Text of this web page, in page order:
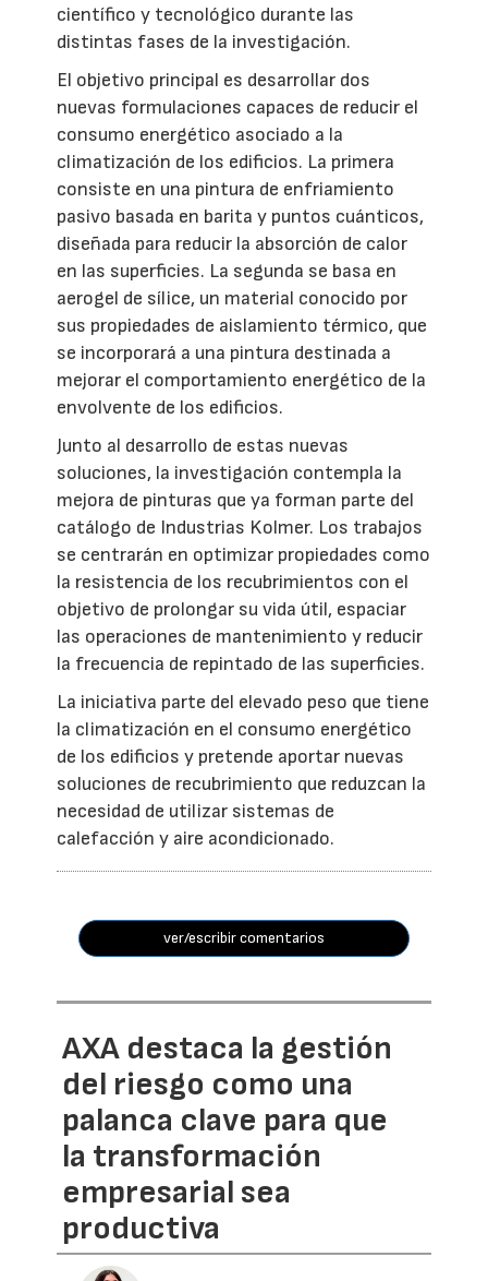
científico y tecnológico durante las
distintas fases de la investigación.
El objetivo principal es desarrollar dos
nuevas formulaciones capaces de reducir el
consumo energético asociado a la
climatización de los edificios. La primera
consiste en una pintura de enfriamiento
pasivo basada en barita y puntos cuánticos,
diseñada para reducir la absorción de calor
en las superficies. La segunda se basa en
aerogel de sílice, un material conocido por
sus propiedades de aislamiento térmico, que
se incorporará a una pintura destinada a
mejorar el comportamiento energético de la
envolvente de los edificios.
Junto al desarrollo de estas nuevas
soluciones, la investigación contempla la
mejora de pinturas que ya forman parte del
catálogo de Industrias Kolmer. Los trabajos
se centrarán en optimizar propiedades como
la resistencia de los recubrimientos con el
objetivo de prolongar su vida útil, espaciar
las operaciones de mantenimiento y reducir
la frecuencia de repintado de las superficies.
La iniciativa parte del elevado peso que tiene
la climatización en el consumo energético
de los edificios y pretende aportar nuevas
soluciones de recubrimiento que reduzcan la
necesidad de utilizar sistemas de
calefacción y aire acondicionado.
ver/escribir comentarios
AXA destaca la gestión
del riesgo como una
palanca clave para que
la transformación
empresarial sea
productiva